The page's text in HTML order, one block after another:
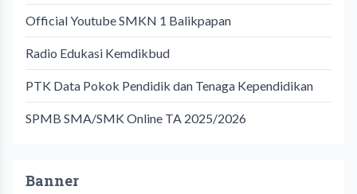
Official Youtube SMKN 1 Balikpapan
Radio Edukasi Kemdikbud
PTK Data Pokok Pendidik dan Tenaga Kependidikan
SPMB SMA/SMK Online TA 2025/2026
Banner